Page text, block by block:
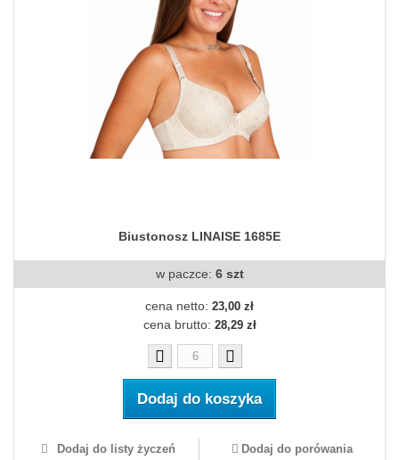
Biustonosz LINAISE 1685E
w paczce: 6 szt
cena netto: 23,00 zł
cena brutto: 28,29 zł
Dodaj do koszyka
Dodaj do listy życzeń Dodaj do porówania